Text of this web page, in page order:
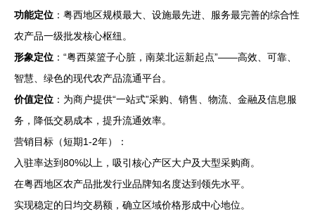
功能定位 ：粤西地区规模最大、设施最先进、服务最完善的综合性
农产品一级批发核心枢纽。
形象定位 ：“粤西菜篮子心脏，南菜北运新起点”——高效、可靠、
智慧、绿色的现代农产品流通平台。
价值定位 ：为商户提供“一站式”采购、销售、物流、金融及信息服
务，降低交易成本，提升流通效率。
营销目标（短期1-2年）：
入驻率达到80%以上，吸引核心产区大户及大型采购商。
在粤西地区农产品批发行业品牌知名度达到领先水平。
实现稳定的日均交易额，确立区域价格形成中心地位。